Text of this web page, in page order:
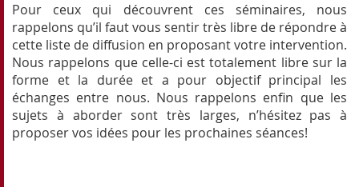
Pour ceux qui découvrent ces séminaires, nous
rappelons qu’il faut vous sentir très libre de répondre à
cette liste de diffusion en proposant votre intervention.
Nous rappelons que celle-ci est totalement libre sur la
forme et la durée et a pour objectif principal les
échanges entre nous. Nous rappelons enfin que les
sujets à aborder sont très larges, n’hésitez pas à
proposer vos idées pour les prochaines séances!